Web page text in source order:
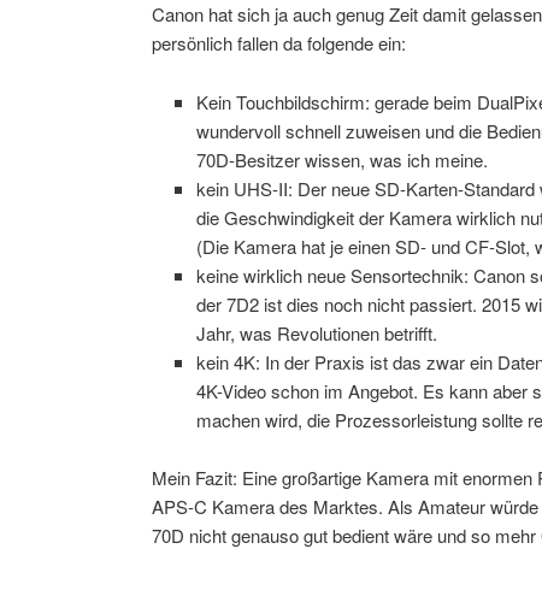
Canon hat sich ja auch genug Zeit damit
persönlich fallen da folgende ein:
Kein Touchbildschirm: gerade beim
wundervoll schnell zuweisen und die
70D-Besitzer wissen, was ich meine.
kein UHS-II: Der neue SD-Karten-
die Geschwindigkeit der Kamera wirklich
(Die Kamera hat je einen SD- und CF-Slot,
keine wirklich neue Sensortechnik: Canon
der 7D2 ist dies noch nicht passiert. 2015
Jahr, was Revolutionen betrifft.
kein 4K: In der Praxis ist das zwar ein
4K-Video schon im Angebot. Es kann aber
machen wird, die Prozessorleistung sollte
Mein Fazit: Eine großartige Kamera mit
APS-C Kamera des Marktes. Als Amateur
70D nicht genauso gut bedient wäre und so